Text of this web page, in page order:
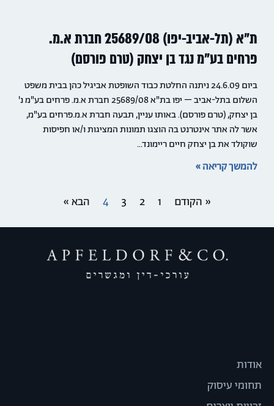
ת"א (תל-אביב-יפו) 25689/08 חברת א.מ.
פרחים בע"מ נגד בן יצחק (טרם פורסם)
ביום 24.6.09 ניתנה החלטת כבוד השופטת אביגיל כהן בבית משפט
השלום בתל-אביב – יפו בת"א 25689/08 חברת א.מ. פרחים בע"מ נ'
בן יצחק, (טרם פורסם). באותו עניין, תבעה חברת א.מ.פרחים בע"מ,
אשר לה אתר אינטרנט בה הוצגו תמונות המציגות ו/או חפיסות
שוקולד את בן יצחק חיים ריימונד…
להמשך קריאה »
« הקודם 1
2
3
4 הבא »
אודות
תחומי עיסוק